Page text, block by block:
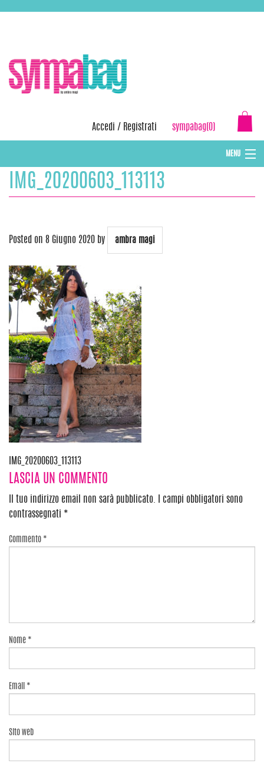
Accedi / Registrati sympabag(0)
MENU
CAPPELLI INVERNALI DONNA
IMG_20200603_113113
Posted on 8 Giugno 2020 by ambra magi
Navigazione
articoli
IMG_20200603_113113
LASCIA UN COMMENTO
Il tuo indirizzo email non sarà pubblicato.
I campi obbligatori sono
contrassegnati *
Commento *
Nome *
Email *
Sito web